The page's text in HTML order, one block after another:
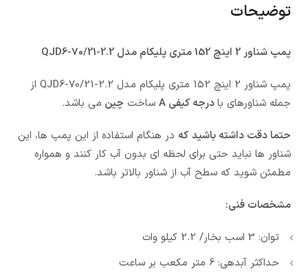
توضیحات
پمپ شناور 2 اینچ 152 متری پلیکام مدل QJD6-70/21-2.2
پمپ شناور 2 اینچ 152 متری پلیکام مدل QJD6-70/21-2.2 از
جمله شناورهای بادرجه کیفی A ساخت چین می باشد.
حتما دقت داشته باشید که در هنگام استفاده از این پمپ ها، این
شناور ها نباید حتی برای لحظه ای بدون آب کار کنند و همواره
مطمئن شوید که سطح آب از شناور بالاتر باشد.
مشخصات فنی:
توان: 3 اسب بخار/ 2.2 کیلو وات
حداکثر آبدهی: 6 متر مکعب بر ساعت